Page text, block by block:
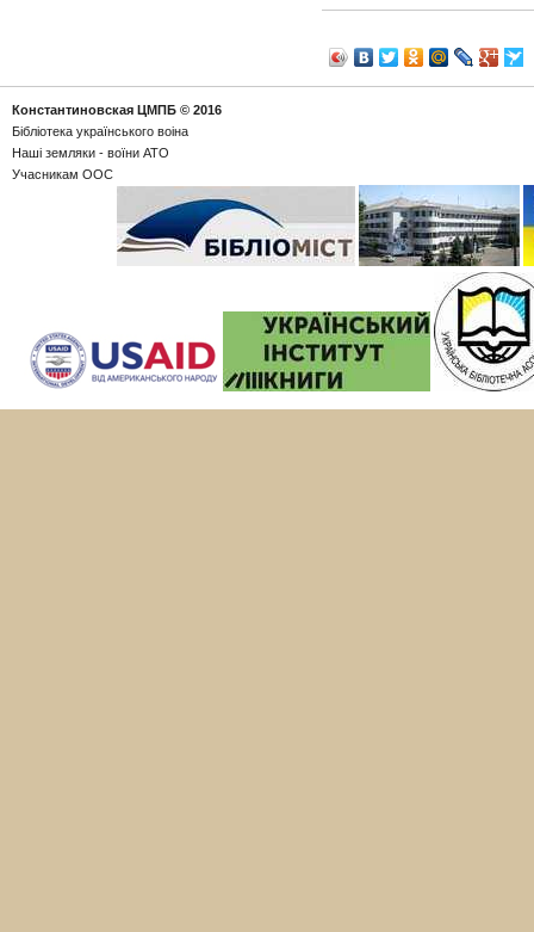
Константиновская ЦМПБ © 2016
Бібліотека українського воіна
Наші земляки - воїни АТО
Учасникам ООС